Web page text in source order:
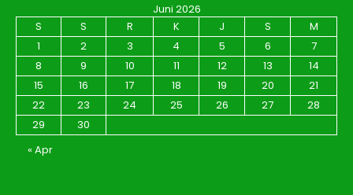
Juni 2026
S
S R K J S
M
1
2 3 4 5 6
7
8
9 10 11 12 13
14
15
16 17 18 19 20
21
22
23 24 25 26 27
28
29
30
« Apr